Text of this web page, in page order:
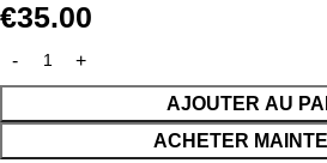
€35.00
AJOUTER AU
ACHETER